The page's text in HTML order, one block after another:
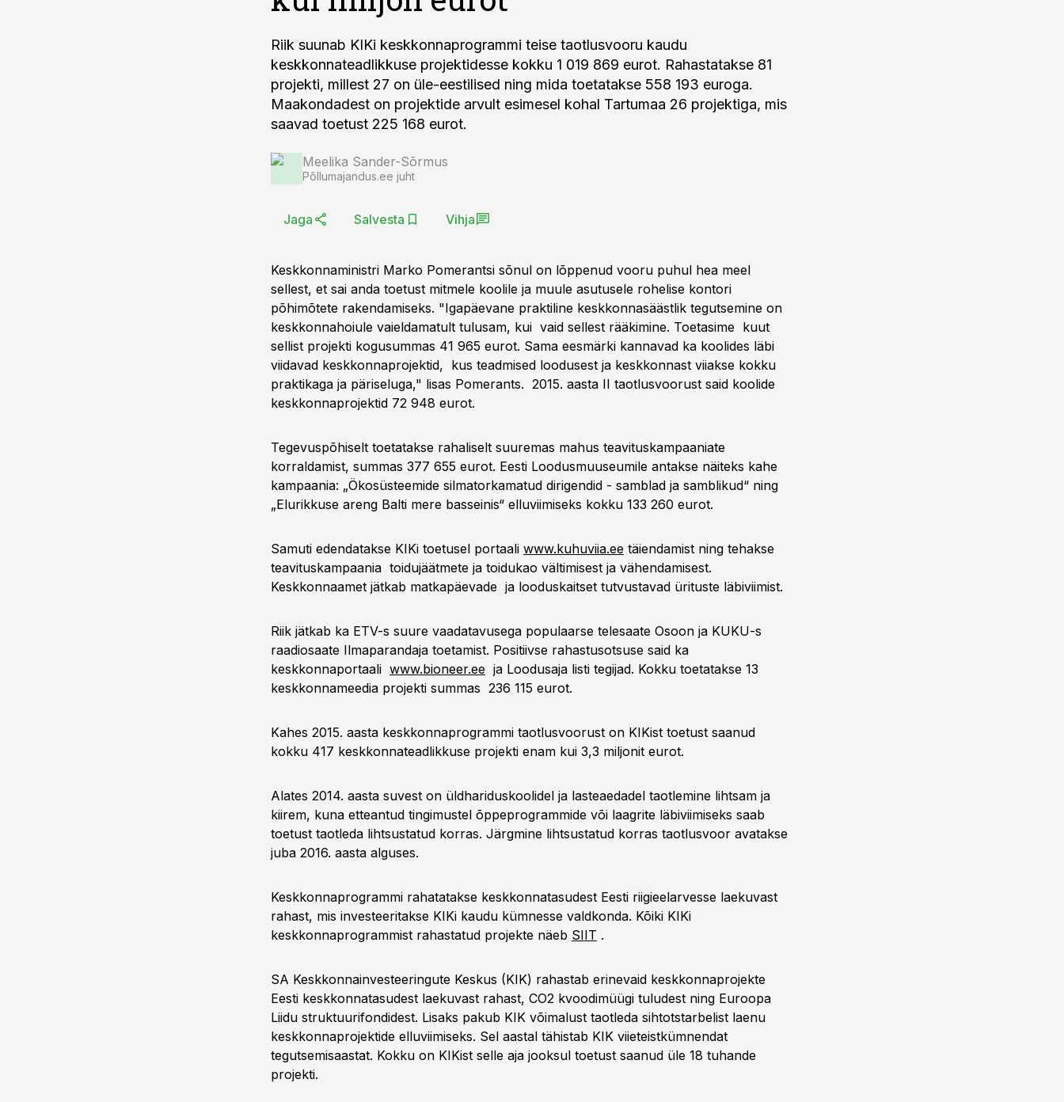
Riik suunab KIKi keskkonnaprogrammi teise taotlusvooru kaudu
keskkonnateadlikkuse projektidesse kokku 1 019 869 eurot. Rahastatakse 81
projekti, millest 27 on üle-eestilised ning mida toetatakse 558 193 euroga.
Maakondadest on projektide arvult esimesel kohal Tartumaa 26 projektiga, mis
saavad toetust 225 168 eurot.
Meelika Sander-Sõrmus
Põllumajandus.ee juht
Jaga Salvesta Vihja
Keskkonnaministri Marko Pomerantsi sõnul on lõppenud vooru puhul hea meel
sellest, et sai anda toetust mitmele koolile ja muule asutusele rohelise kontori
põhimõtete rakendamiseks. "Igapäevane praktiline keskkonnasäästlik tegutsemine on
keskkonnahoiule vaieldamatult tulusam, kui vaid sellest rääkimine. Toetasime kuut
sellist projekti kogusummas 41 965 eurot. Sama eesmärki kannavad ka koolides läbi
viidavad keskkonnaprojektid, kus teadmised loodusest ja keskkonnast viiakse kokku
praktikaga ja päriseluga," lisas Pomerants. 2015. aasta II taotlusvoorust said koolide
keskkonnaprojektid 72 948 eurot.
Tegevuspõhiselt toetatakse rahaliselt suuremas mahus teavituskampaaniate
korraldamist, summas 377 655 eurot. Eesti Loodusmuuseumile antakse näiteks kahe
kampaania: „Ökosüsteemide silmatorkamatud dirigendid - samblad ja samblikud“ ning
„Elurikkuse areng Balti mere basseinis“ elluviimiseks kokku 133 260 eurot.
Samuti edendatakse KIKi toetusel portaali www.kuhuviia.ee täiendamist ning tehakse
teavituskampaania toidujäätmete ja toidukao vältimisest ja vähendamisest.
Keskkonnaamet jätkab matkapäevade ja looduskaitset tutvustavad ürituste läbiviimist.
Riik jätkab ka ETV-s suure vaadatavusega populaarse telesaate Osoon ja KUKU-s
raadiosaate Ilmaparandaja toetamist. Positiivse rahastusotsuse said ka
keskkonnaportaali www.bioneer.ee ja Loodusaja listi tegijad. Kokku toetatakse 13
keskkonnameedia projekti summas 236 115 eurot.
Kahes 2015. aasta keskkonnaprogrammi taotlusvoorust on KIKist toetust saanud
kokku 417 keskkonnateadlikkuse projekti enam kui 3,3 miljonit eurot.
Alates 2014. aasta suvest on üldhariduskoolidel ja lasteaedadel taotlemine lihtsam ja
kiirem, kuna etteantud tingimustel õppeprogrammide või laagrite läbiviimiseks saab
toetust taotleda lihtsustatud korras. Järgmine lihtsustatud korras taotlusvoor avatakse
juba 2016. aasta alguses.
Keskkonnaprogrammi rahatatakse keskkonnatasudest Eesti riigieelarvesse laekuvast
rahast, mis investeeritakse KIKi kaudu kümnesse valdkonda. Kõiki KIKi
keskkonnaprogrammist rahastatud projekte näeb SIIT .
SA Keskkonnainvesteeringute Keskus (KIK) rahastab erinevaid keskkonnaprojekte
Eesti keskkonnatasudest laekuvast rahast, CO2 kvoodimüügi tuludest ning Euroopa
Liidu struktuurifondidest. Lisaks pakub KIK võimalust taotleda sihtotstarbelist laenu
keskkonnaprojektide elluviimiseks. Sel aastal tähistab KIK viieteistkümnendat
tegutsemisaastat. Kokku on KIKist selle aja jooksul toetust saanud üle 18 tuhande
projekti.